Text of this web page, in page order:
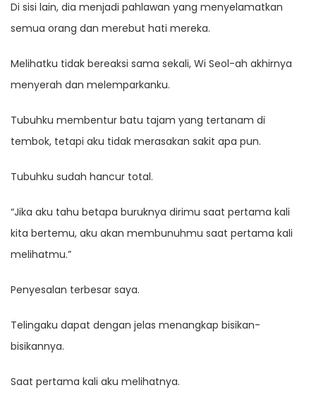
Di sisi lain, dia menjadi pahlawan yang menyelamatkan
semua orang dan merebut hati mereka.
Melihatku tidak bereaksi sama sekali, Wi Seol-ah akhirnya
menyerah dan melemparkanku.
Tubuhku membentur batu tajam yang tertanam di
tembok, tetapi aku tidak merasakan sakit apa pun.
Tubuhku sudah hancur total.
“Jika aku tahu betapa buruknya dirimu saat pertama kali
kita bertemu, aku akan membunuhmu saat pertama kali
melihatmu.”
Penyesalan terbesar saya.
Telingaku dapat dengan jelas menangkap bisikan-
bisikannya.
Saat pertama kali aku melihatnya.